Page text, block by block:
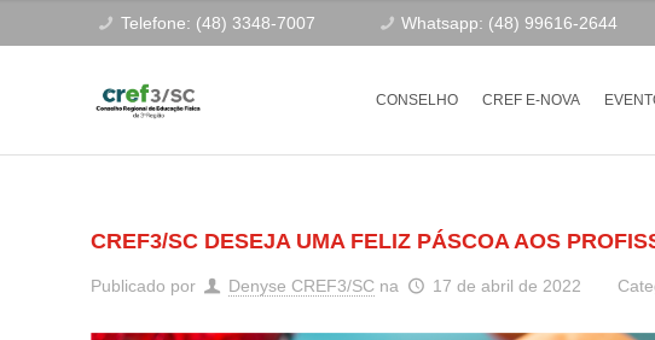
Telefone: (48) 3348-7007 Whatsapp: (48) 99616-2644
CONSELHO CREF E-NOVA
CREF3/SC DESEJA UMA FELIZ PÁSCOA AOS
Publicado por Denyse CREF3/SC na 17 de abril de 2022